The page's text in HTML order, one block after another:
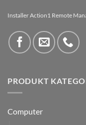
Installer Action1 Remote
PRODUKT
Computer